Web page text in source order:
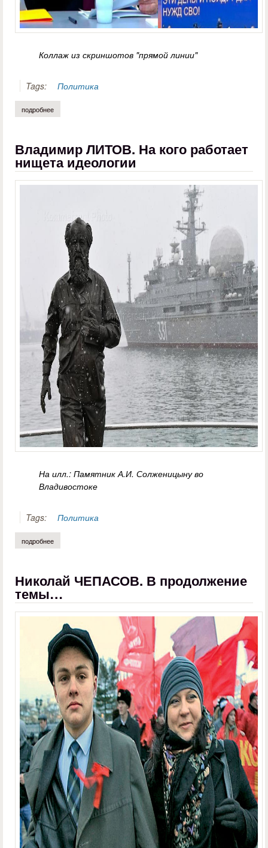
Коллаж из скриншотов "прямой линии"
Tags: Политика
подробнее
Владимир ЛИТОВ. На кого работает
нищета идеологии
На илл.: Памятник А.И. Солженицыну во
Владивостоке
Tags: Политика
подробнее
Николай ЧЕПАСОВ. В продолжение
темы…